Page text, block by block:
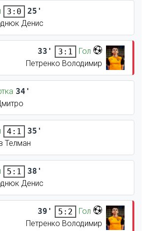
3:0
25'
Денис
33' 3:1
Гол
Петренко Володимир
34'
4:1
35'
Телман
5:1
38'
Денис
39' 5:2
Гол
Петренко Володимир